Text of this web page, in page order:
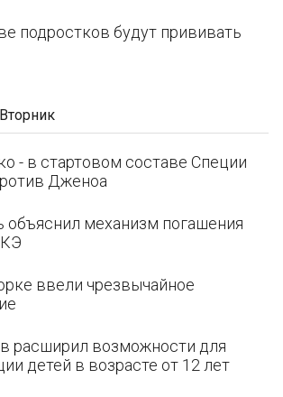
подростков будут прививать
- в стартовом составе Специи
Дженоа
механизм погашения
ввели чрезвычайное
расширил возможности для
детей в возрасте от 12 лет